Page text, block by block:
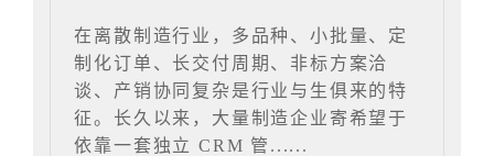
在离散制造行业，多品种、小批量、定
制化订单、长交付周期、非标方案洽
谈、产销协同复杂是行业与生俱来的特
征。长久以来，大量制造企业寄希望于
依靠一套独立 CRM 管......